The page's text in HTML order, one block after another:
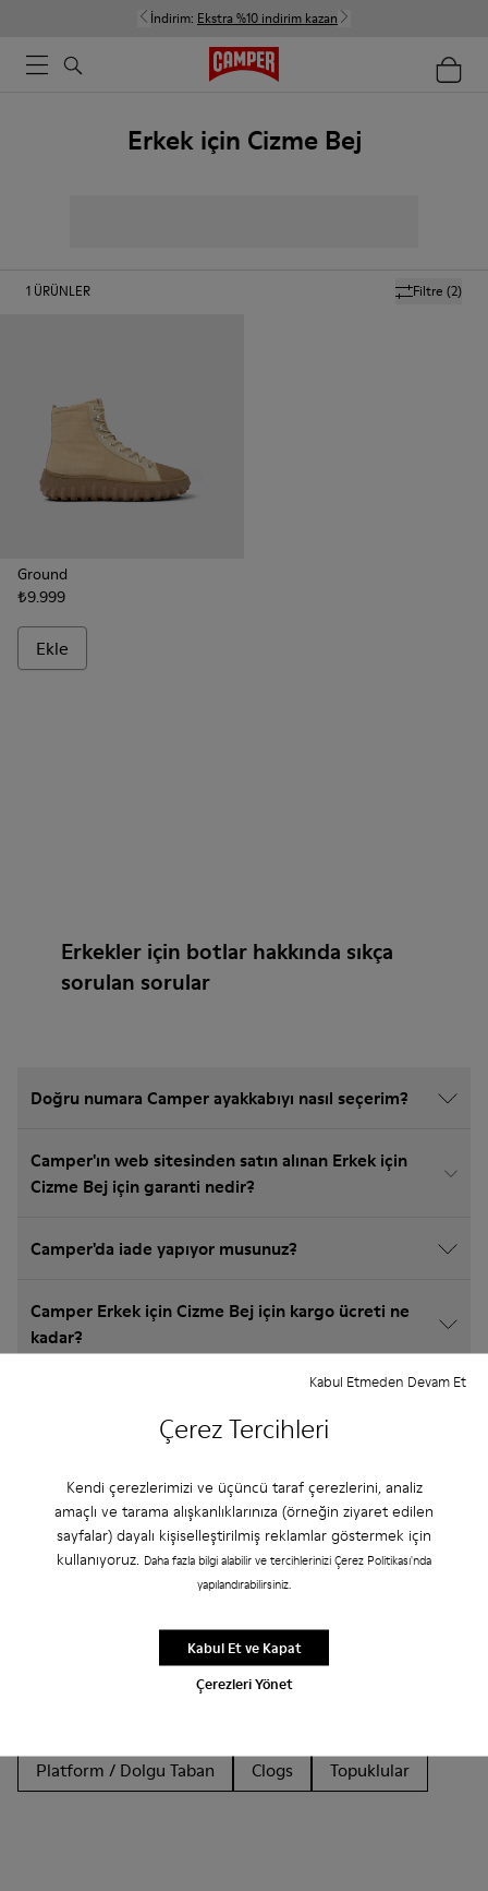
Çerez Tercihleri
Kendi çerezlerimizi ve üçüncü taraf çerezlerini, analiz
amaçlı ve tarama alışkanlıklarınıza (örneğin ziyaret edilen
sayfalar) dayalı kişiselleştirilmiş reklamlar göstermek için
kullanıyoruz. Daha fazla bilgi alabilir ve tercihlerinizi Çerez Politikası'nda
yapılandırabilirsiniz.
Çerezleri Yönet
Kabul Etmeden Devam Et
Kabul Et ve Kapat
İndirim: Ekstra %10 indirim kazan
Erkek için Cizme Bej
Filtre (2)
1 ÜRÜNLER
Ground
₺9.999
Ekle
Erkekler için botlar hakkında sıkça
sorulan sorular
Doğru numara Camper ayakkabıyı nasıl seçerim?
Camper'ın web sitesinden satın alınan Erkek için
Cizme Bej için garanti nedir?
Camper'da iade yapıyor musunuz?
Camper Erkek için Cizme Bej için kargo ücreti ne
kadar?
Diğer Kategoriler
Botlar
Deri Olmayan
Düz Tabanlar
Spor Ayakkabılar
Platform / Dolgu Taban
Clogs Topuklular